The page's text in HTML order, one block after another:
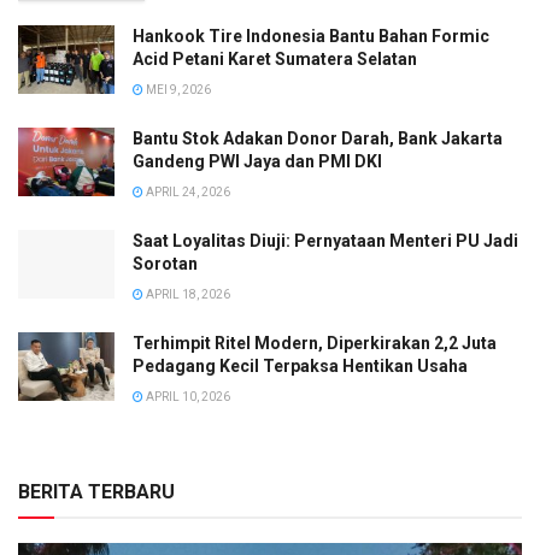
Hankook Tire Indonesia Bantu Bahan Formic
Acid Petani Karet Sumatera Selatan
MEI 9, 2026
Bantu Stok Adakan Donor Darah, Bank Jakarta
Gandeng PWI Jaya dan PMI DKI
APRIL 24, 2026
Saat Loyalitas Diuji: Pernyataan Menteri PU Jadi
Sorotan
APRIL 18, 2026
Terhimpit Ritel Modern, Diperkirakan 2,2 Juta
Pedagang Kecil Terpaksa Hentikan Usaha
APRIL 10, 2026
BERITA TERBARU